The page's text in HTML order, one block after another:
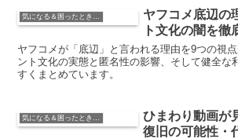
ヤフコメ底辺の
ト文化の闇を徹
ヤフコメが「底辺」と言われる理由を9つの視
ント文化の実態と匿名性の影響、そして健全な
すくまとめています。
気になる＆困ったときの知識
ひまわり動画が
復旧の可能性・